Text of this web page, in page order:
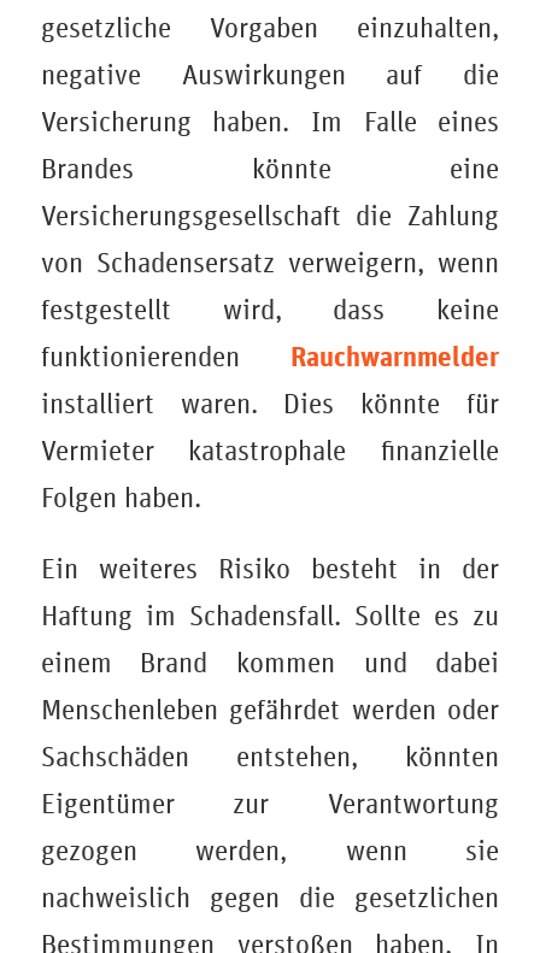
gesetzliche Vorgaben einzuhalten,
negative Auswirkungen auf die
Versicherung haben. Im Falle eines
Brandes könnte eine
Versicherungsgesellschaft die Zahlung
von Schadensersatz verweigern, wenn
festgestellt wird, dass keine
funktionierenden Rauchwarnmelder
installiert waren. Dies könnte für
Vermieter katastrophale finanzielle
Folgen haben.
Ein weiteres Risiko besteht in der
Haftung im Schadensfall. Sollte es zu
einem Brand kommen und dabei
Menschenleben gefährdet werden oder
Sachschäden entstehen, könnten
Eigentümer zur Verantwortung
gezogen werden, wenn sie
nachweislich gegen die gesetzlichen
Bestimmungen verstoßen haben. In